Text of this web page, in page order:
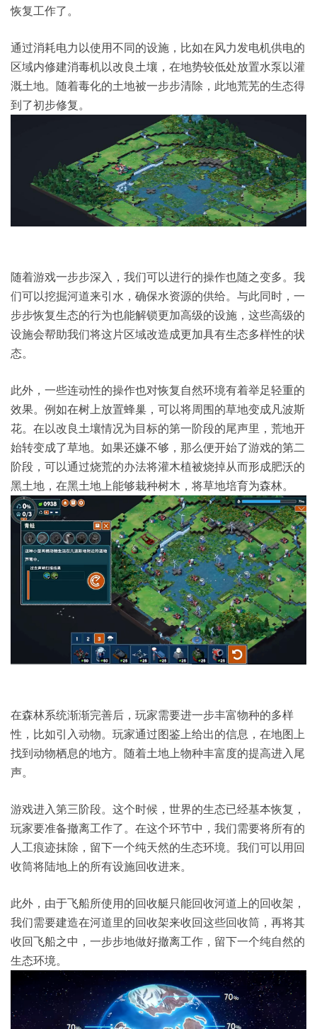
恢复工作了。
通过消耗电力以使用不同的设施，比如在风力发电机供电的
区域内修建消毒机以改良土壤，在地势较低处放置水泵以灌
溉土地。随着毒化的土地被一步步清除，此地荒芜的生态得
到了初步修复。
随着游戏一步步深入，我们可以进行的操作也随之变多。我
们可以挖掘河道来引水，确保水资源的供给。与此同时，一
步步恢复生态的行为也能解锁更加高级的设施，这些高级的
设施会帮助我们将这片区域改造成更加具有生态多样性的状
态。
此外，一些连动性的操作也对恢复自然环境有着举足轻重的
效果。例如在树上放置蜂巢，可以将周围的草地变成凡波斯
花。在以改良土壤情况为目标的第一阶段的尾声里，荒地开
始转变成了草地。如果还嫌不够，那么便开始了游戏的第二
阶段，可以通过烧荒的办法将灌木植被烧掉从而形成肥沃的
黑土地，在黑土地上能够栽种树木，将草地培育为森林。
在森林系统渐渐完善后，玩家需要进一步丰富物种的多样
性，比如引入动物。玩家通过图鉴上给出的信息，在地图上
找到动物栖息的地方。随着土地上物种丰富度的提高进入尾
声。
游戏进入第三阶段。这个时候，世界的生态已经基本恢复，
玩家要准备撤离工作了。在这个环节中，我们需要将所有的
人工痕迹抹除，留下一个纯天然的生态环境。我们可以用回
收筒将陆地上的所有设施回收进来。
此外，由于飞船所使用的回收艇只能回收河道上的回收架，
我们需要建造在河道里的回收架来收回这些回收筒，再将其
收回飞船之中，一步步地做好撤离工作，留下一个纯自然的
生态环境。